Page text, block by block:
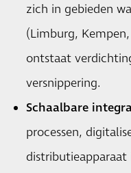
zich in gebieden
(Limburg,
ontstaat
versnippering.
Schaalbare
processen,